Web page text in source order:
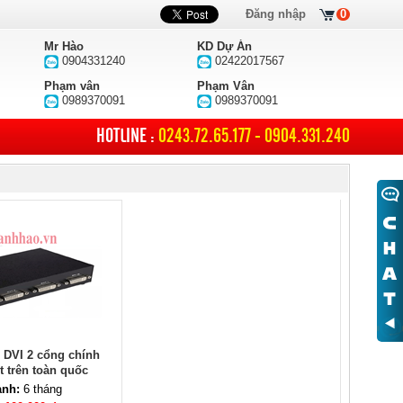
Mr Hào
0904331240
KD Dự Án
02422017567
Phạm vân
0989370091
Phạm Vân
0989370091
HOTLINE : 0243.72.65.177 - 0904.331.240
DVI 2 cổng chính
trên toàn quốc
6 tháng
0
Đăng nhập